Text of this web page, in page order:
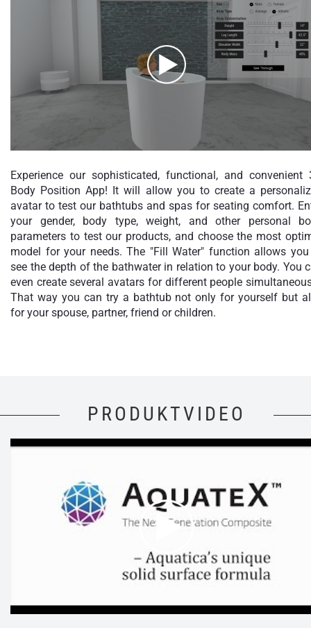
Experience our sophisticated, functional, and convenient
Body Position App! It will allow you to create a
avatar to test our bathtubs and spas for seating comfort.
your gender, body type, weight, and other personal
parameters to test our products, and choose the most
model for your needs. The "Fill Water" function allows
see the depth of the bathwater in relation to your body. You
even create several avatars for different people
That way you can try a bathtub not only for yourself but
for your spouse, partner, friend or children.
PRODUKTVIDEO